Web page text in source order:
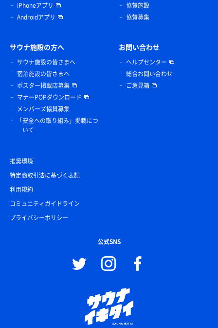
iPhoneアプリ
Androidアプリ
協賛施設
協賛募集
サウナ施設の方へ
サウナ施設の皆さまへ
宿泊施設の皆さまへ
ポスター掲載店募集
マナーPOPダウンロード
メンバーズ協賛募集
「安全への取り組み」掲載につ
いて
お問い合わせ
ヘルプセンター
総合お問い合わせ
ご意見箱
推奨環境
特定商取引法に基づく表記
利用規約
コミュニティガイドライン
プライバシーポリシー
公式SNS